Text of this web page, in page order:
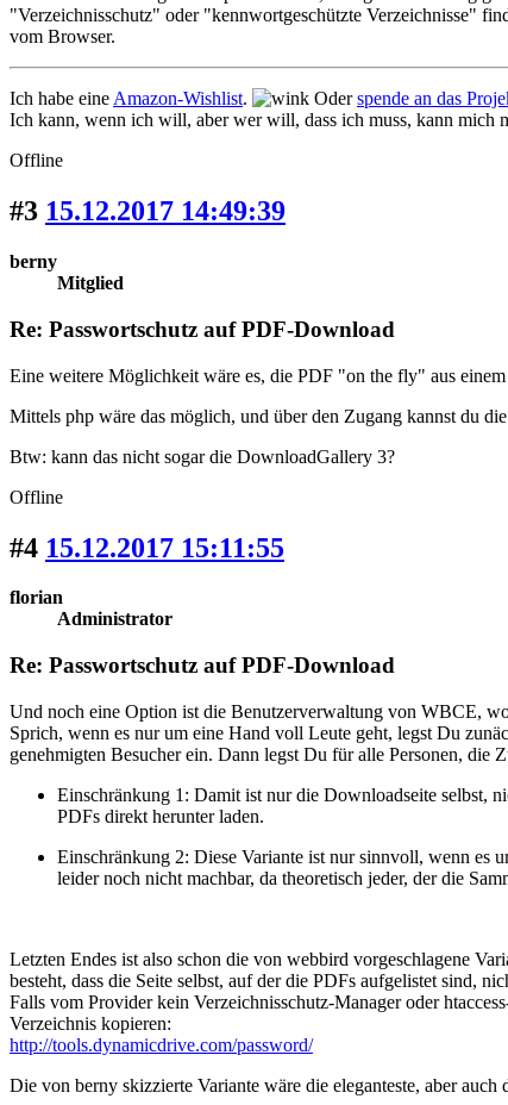
"Verzeichnisschutz" oder "kennwortgeschützte Verzeichnisse"
vom Browser.
Ich habe eine Amazon-Wishlist. Oderspende an das
Ich kann, wenn ich will, aber wer will, dass ich muss, kann mich
Offline
#3 15.12.2017 14:49:39
berny
Mitglied
Re: Passwortschutz auf PDF-Download
Eine weitere Möglichkeit wäre es, die PDF "on the fly" aus
Mittels php wäre das möglich, und über den Zugang kannst du
Btw: kann das nicht sogar die DownloadGallery 3?
Offline
#4 15.12.2017 15:11:55
florian
Administrator
Re: Passwortschutz auf PDF-Download
Und noch eine Option ist die Benutzerverwaltung von WBCE,
Sprich, wenn es nur um eine Hand voll Leute geht, legst Du
genehmigten Besucher ein. Dann legst Du für alle Personen, die
Einschränkung 1: Damit ist nur die Downloadseite selbst,
PDFs direkt herunter laden.
Einschränkung 2: Diese Variante ist nur sinnvoll, wenn es
leider noch nicht machbar, da theoretisch jeder, der die
Letzten Endes ist also schon die von webbird vorgeschlagene
besteht, dass die Seite selbst, auf der die PDFs aufgelistet sind,
Falls vom Provider kein Verzeichnisschutz-Manager oder
Verzeichnis kopieren:
http://tools.dynamicdrive.com/password/
Die von berny skizzierte Variante wäre die eleganteste, aber